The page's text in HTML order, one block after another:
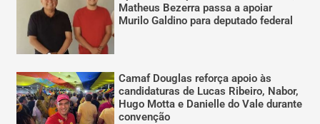
Matheus Bezerra passa a apoiar
Murilo Galdino para deputado federal
Camaf Douglas reforça apoio às
candidaturas de Lucas Ribeiro, Nabor,
Hugo Motta e Danielle do Vale durante
convenção